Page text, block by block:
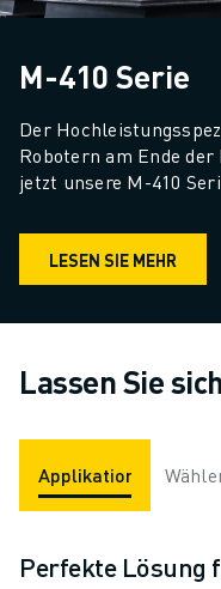
M-410 Serie
Der
Robotern am Ende
jetzt unsere M-410
LESEN SIE MEHR
Lassen Sie
Applikationen
Perfekte Lösung